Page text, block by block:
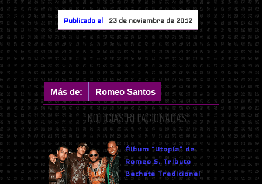
Publicado el 23 de noviembre de 2012
Más de: Romeo Santos
NOTICIAS RELACIONADAS
Álbum “Utopía” de
Romeo S. Tributo
Bachata Tradicional